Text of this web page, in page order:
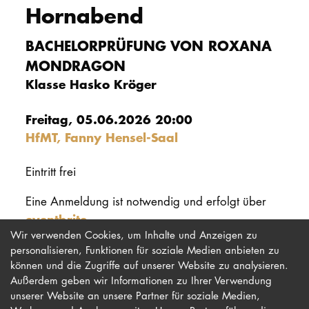
Hornabend
BACHELORPRÜFUNG VON ROXANA
MONDRAGON
Klasse Hasko Kröger
Freitag, 05.06.2026 20:00
HfMT, Fanny Hensel-Saal
Eintritt frei
Eine Anmeldung ist notwendig und erfolgt über
eventbrite.
Wir verwenden Cookies, um Inhalte und Anzeigen zu
personalisieren, Funktionen für soziale Medien anbieten zu
können und die Zugriffe auf unserer Website zu analysieren.
Außerdem geben wir Informationen zu Ihrer Verwendung
unserer Website an unsere Partner für soziale Medien,